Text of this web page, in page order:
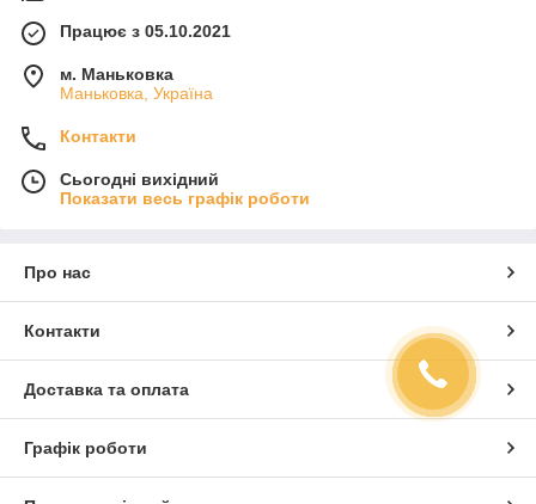
Працює з 05.10.2021
м. Маньковка
Маньковка, Україна
Контакти
Сьогодні вихідний
Показати весь графік роботи
Про нас
Контакти
Доставка та оплата
Графік роботи